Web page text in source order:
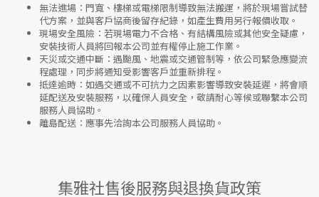
無法進場 ：門寬、樓梯或電梯限制導致無法搬運，將於現場嘗試替
代方案，並與客戶協商後留存紀錄，如產生費用另行報價收取。
現場安全風險 ： 若現場電力不合格、有結構風險或其他安全疑慮，
安裝技術人員將回報本公司並有權停止施工作業。
天災或交通中斷 ：遇颱風、地震或交通管制等，依公司緊急應變流
程處理，同步將通知受影響客戶並重新排程。
抵達逾時 ：如遇交通或不可抗力之因素影響導致安裝延遲，將會順
延配送及安裝服務，以確保人員安全，敬請耐心等候或聯繫本公司
服務人員協助。
離島配送 ：應事先洽詢本公司服務人員協助。
集雅社售後服務與退換貨政策